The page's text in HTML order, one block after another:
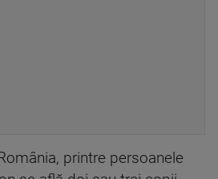
printre persoanele